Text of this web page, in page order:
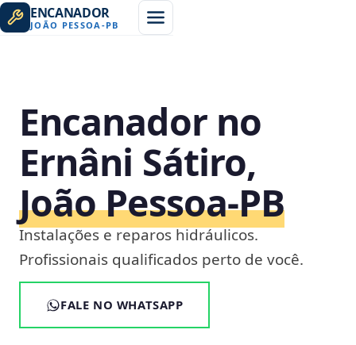
ENCANADOR
JOÃO PESSOA -PB
Encanador no
Ernâni Sátiro,
João Pessoa‑PB
Instalações e reparos hidráulicos.
Profissionais qualificados perto de você.
FALE NO WHATSAPP